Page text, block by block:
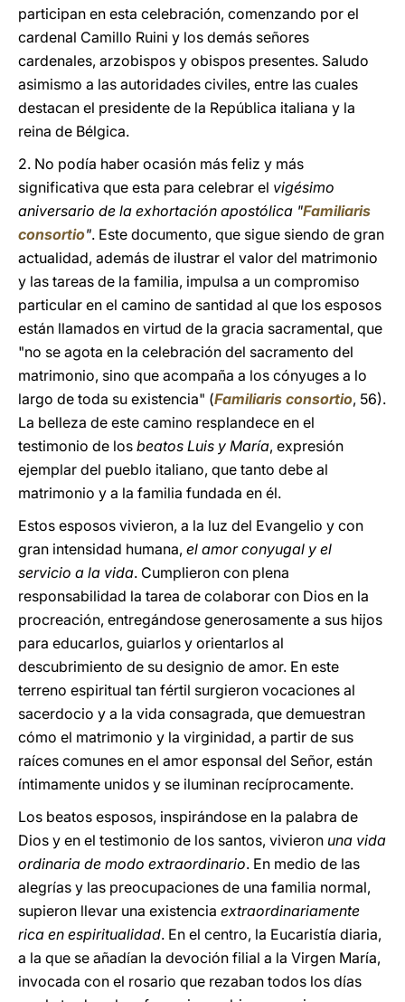
participan en esta celebración, comenzando por el
cardenal Camillo Ruini y los demás señores
cardenales, arzobispos y obispos presentes. Saludo
asimismo a las autoridades civiles, entre las cuales
destacan el presidente de la República italiana y la
reina de Bélgica.
2. No podía haber ocasión más feliz y más
significativa que esta para celebrar el vigésimo
aniversario de la exhortación apostólica "Familiaris
consortio". Este documento, que sigue siendo de gran
actualidad, además de ilustrar el valor del matrimonio
y las tareas de la familia, impulsa a un compromiso
particular en el camino de santidad al que los esposos
están llamados en virtud de la gracia sacramental, que
"no se agota en la celebración del sacramento del
matrimonio, sino que acompaña a los cónyuges a lo
largo de toda su existencia" (Familiaris consortio, 56).
La belleza de este camino resplandece en el
testimonio de los beatos Luis y María, expresión
ejemplar del pueblo italiano, que tanto debe al
matrimonio y a la familia fundada en él.
Estos esposos vivieron, a la luz del Evangelio y con
gran intensidad humana, el amor conyugal y el
servicio a la vida. Cumplieron con plena
responsabilidad la tarea de colaborar con Dios en la
procreación, entregándose generosamente a sus hijos
para educarlos, guiarlos y orientarlos al
descubrimiento de su designio de amor. En este
terreno espiritual tan fértil surgieron vocaciones al
sacerdocio y a la vida consagrada, que demuestran
cómo el matrimonio y la virginidad, a partir de sus
raíces comunes en el amor esponsal del Señor, están
íntimamente unidos y se iluminan recíprocamente.
Los beatos esposos, inspirándose en la palabra de
Dios y en el testimonio de los santos, vivieron una vida
ordinaria de modo extraordinario. En medio de las
alegrías y las preocupaciones de una familia normal,
supieron llevar una existencia extraordinariamente
rica en espiritualidad. En el centro, la Eucaristía diaria,
a la que se añadían la devoción filial a la Virgen María,
invocada con el rosario que rezaban todos los días